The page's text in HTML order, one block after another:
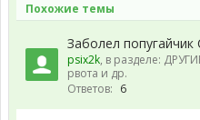
Похожие темы
Заболел попугайчик
psix2k, в разделе:
рвота и др.
Ответов: 6